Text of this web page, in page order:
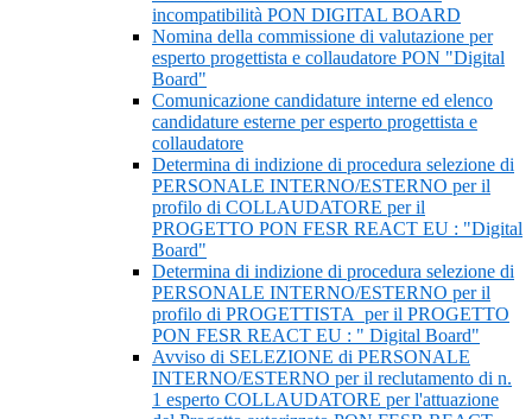
incompatibilità PON DIGITAL BOARD
Nomina della commissione di valutazione per
esperto progettista e collaudatore PON "Digital
Board"
Comunicazione candidature interne ed elenco
candidature esterne per esperto progettista e
collaudatore
Determina di indizione di procedura selezione di
PERSONALE INTERNO/ESTERNO per il
profilo di COLLAUDATORE per il
PROGETTO PON FESR REACT EU : "Digital
Board"
Determina di indizione di procedura selezione di
PERSONALE INTERNO/ESTERNO per il
profilo di PROGETTISTA per il PROGETTO
PON FESR REACT EU : " Digital Board"
Avviso di SELEZIONE di PERSONALE
INTERNO/ESTERNO per il reclutamento di n.
1 esperto COLLAUDATORE per l'attuazione